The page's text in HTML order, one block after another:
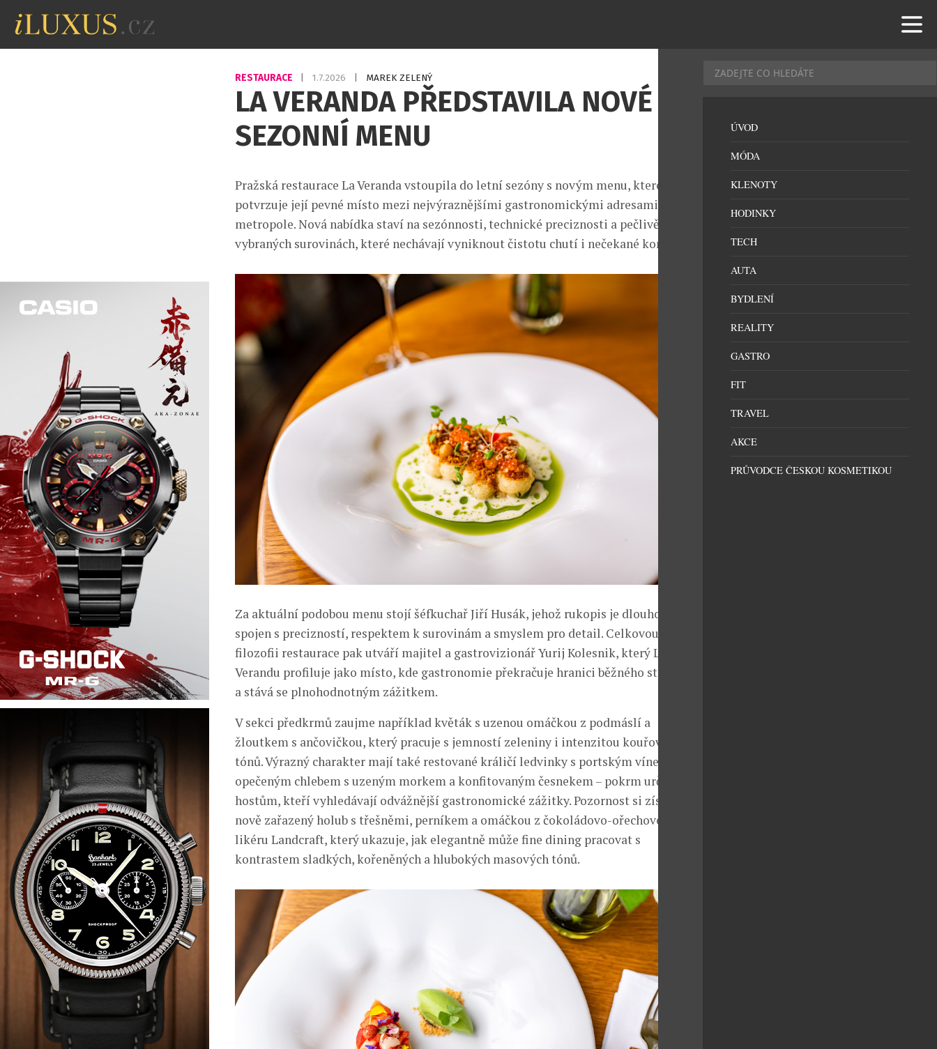
RESTAURACE 1.7.2026 MAREK ZELENÝ
LA VERANDA PŘEDSTAVILA NOVÉ
SEZONNÍ MENU
Pražská restaurace La Veranda vstoupila do letní sezóny s novým menu, které znovu
potvrzuje její pevné místo mezi nejvýraznějšími gastronomickými adresami
metropole. Nová nabídka staví na sezónnosti, technické preciznosti a pečlivě
vybraných surovinách, které nechávají vyniknout čistotu chutí i nečekané kontrasty.
Za aktuální podobou menu stojí šéfkuchař Jiří Husák, jehož rukopis je dlouhodobě
spojen s precizností, respektem k surovinám a smyslem pro detail. Celkovou
filozofii restaurace pak utváří majitel a gastrovizionář Yurij Kolesnik, který La
Verandu profiluje jako místo, kde gastronomie překračuje hranici běžného stolování
a stává se plnohodnotným zážitkem.
V sekci předkrmů zaujme například květák s uzenou omáčkou z podmáslí a
žloutkem s ančovičkou, který pracuje s jemností zeleniny i intenzitou kouřových
tónů. Výrazný charakter mají také restované králičí ledvinky s portským vínem,
opečeným chlebem s uzeným morkem a konfitovaným česnekem – pokrm určený
hostům, kteří vyhledávají odvážnější gastronomické zážitky. Pozornost si získává i
nově zařazený holub s třešněmi, perníkem a omáčkou z čokoládovo-ořechového
likéru Landcraft, který ukazuje, jak elegantně může fine dining pracovat s
kontrastem sladkých, kořeněných a hlubokých masových tónů.
ÚVOD
MÓDA
KLENOTY
HODINKY
TECH
AUTA
BYDLENÍ
REALITY
GASTRO
FIT
TRAVEL
AKCE
PRŮVODCE ČESKOU KOSMETIKOU